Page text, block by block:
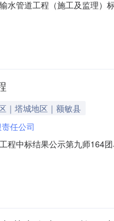
水管道工程（施工及监理）
团机关项目名称：第九师
｜塔城地区｜额敏县
任公司
程中标结果公示第九师164
人名称排名次序投标报价